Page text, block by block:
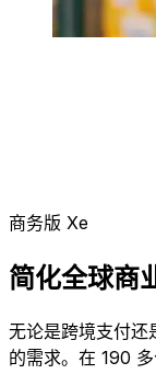
商务版 Xe
简化全球商
无论是跨境支付还
的需求。在 190